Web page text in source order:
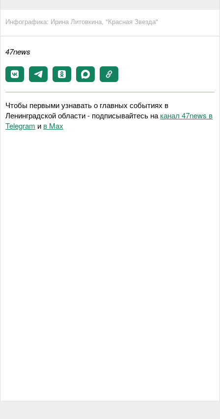
Инфографика: Ирина Литовкина, "Красная Звезда"
47news
Чтобы первыми узнавать о главных событиях в
Ленинградской области - подписывайтесь на канал 47news в
Telegram и в Maх